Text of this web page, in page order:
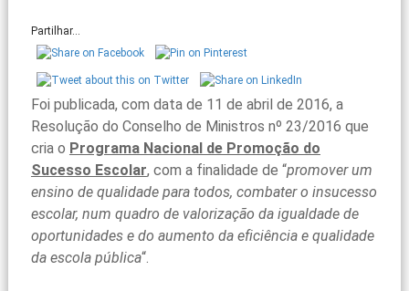
Partilhar...
Foi publicada, com data de 11 de abril de 2016, a
Resolução do Conselho de Ministros nº 23/2016 que
cria o Programa Nacional de Promoção do
Sucesso Escolar, com a finalidade de “promover um
ensino de qualidade para todos, combater o insucesso
escolar, num quadro de valorização da igualdade de
oportunidades e do aumento da eficiência e qualidade
da escola pública“.